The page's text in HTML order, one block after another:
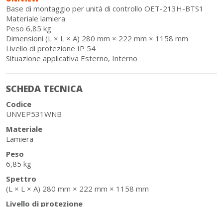
Base di montaggio per unità di controllo OET-213H-BTS1
Materiale lamiera
Peso 6,85 kg
Dimensioni (L × L × A) 280 mm × 222 mm × 1158 mm
Livello di protezione IP 54
Situazione applicativa Esterno, Interno
SCHEDA TECNICA
Codice
UNVEP531WNB
Materiale
Lamiera
Peso
6,85 kg
Spettro
(L × L × A) 280 mm × 222 mm × 1158 mm
Livello di protezione